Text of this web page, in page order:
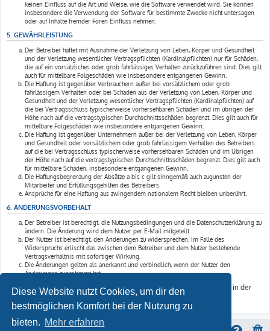
Diese Website nutzt Cookies, um dir den
bestmöglichen Komfort bei der Nutzung zu
bieten. Mehr erfahren
keinen Einfluss auf die Art und Weise, wie die Software verwendet wird. Sie können
insbesondere die Verwendung der Software für bestimmte Zwecke nicht untersagen
oder auf Inhalte fremder Foren Einfluss nehmen.
5. GEWÄHRLEISTUNG
Der Betreiber haftet mit Ausnahme der Verletzung von Leben, Körper und Gesundheit
und der Verletzung wesentlicher Vertragspflichten (Kardinalpflichten) nur für Schäden,
die auf ein vorsätzliches oder grob fahrlässiges Verhalten zurückzuführen sind. Dies gilt
auch für mittelbare Folgeschäden wie insbesondere entgangenen Gewinn.
Die Haftung ist gegenüber Verbrauchern außer bei vorsätzlichem oder grob
fahrlässigem Verhalten oder bei Schäden aus der Verletzung von Leben, Körper und
Gesundheit und der Verletzung wesentlicher Vertragspflichten (Kardinalpflichten) auf
die bei Vertragsschluss typischerweise vorhersehbaren Schäden und im übrigen der
Höhe nach auf die vertragstypischen Durchschnittsschäden begrenzt. Dies gilt auch für
mittelbare Folgeschäden wie insbesondere entgangenen Gewinn.
Die Haftung ist gegenüber Unternehmern außer bei der Verletzung von Leben, Körper
und Gesundheit oder vorsätzlichem oder grob fahrlässigem Verhalten des Betreibers
auf die bei Vertragsschluss typischerweise vorhersehbaren Schäden und im Übrigen
der Höhe nach auf die vertragstypischen Durchschnittsschäden begrenzt. Dies gilt auch
für mittelbare Schäden, insbesondere entgangenen Gewinn.
Die Haftungsbegrenzung der Absätze a bis c gilt sinngemäß auch zugunsten der
Mitarbeiter und Erfüllungsgehilfen des Betreibers.
Ansprüche für eine Haftung aus zwingendem nationalem Recht bleiben unberührt.
6. ÄNDERUNGSVORBEHALT
Der Betreiber ist berechtigt, die Nutzungsbedingungen und die Datenschutzerklärung zu
ändern. Die Änderung wird dem Nutzer per E-Mail mitgeteilt.
Der Nutzer ist berechtigt, den Änderungen zu widersprechen. Im Falle des
Widerspruchs erlischt das zwischen dem Betreiber und dem Nutzer bestehende
Vertragsverhältnis mit sofortiger Wirkung.
Die Änderungen gelten als anerkannt und verbindlich, wenn der Nutzer den
Änderungen zugestimmt hat.
Informationen über den Umgang mit deinen persönlichen Daten sind in der
Datenschutzerklärung enthalten.